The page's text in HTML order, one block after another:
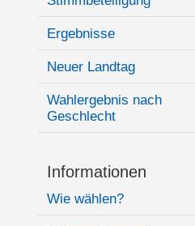
Ergebnisse
Neuer Landtag
Wahlergebnis nach
Geschlecht
Informationen
Wie wählen?